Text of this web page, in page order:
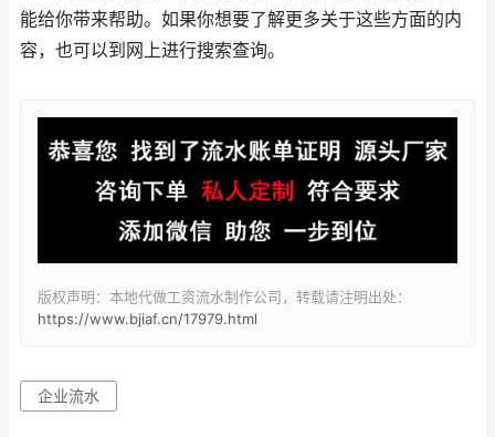
能给你带来帮助。如果你想要了解更多关于这些方面的内
容，也可以到网上进行搜索查询。
版权声明：本地代做工资流水制作公司，转载请注明出处：
https://www.bjiaf.cn/17979.html
企业流水